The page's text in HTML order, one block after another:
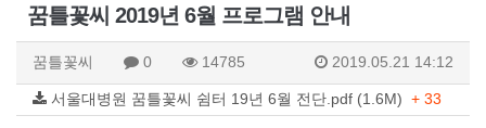
꿈틀꽃씨 2019년 6월 프로그램 안내
꿈틀꽃씨 0 14785 2019.05.21 14:12
서울대병원 꿈틀꽃씨 쉼터 19년 6월 전단.pdf (1.6M) + 33